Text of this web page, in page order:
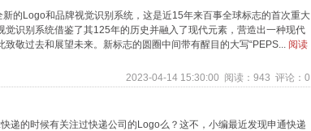
的Logo和品牌视觉识别系统，这是近15年来百事全球标志的首次重大
觉识别系统借鉴了其125年的历史并融入了现代元素，营造出一种现代
敬过去和展望未来。新标志的圆圈中间带有醒目的大写“PEPS... 阅读
2023-04-14 15:30:00 阅读：943 评论：0
递的时候有关注过快递公司的Logo么？这不，小编最近发现申通快递